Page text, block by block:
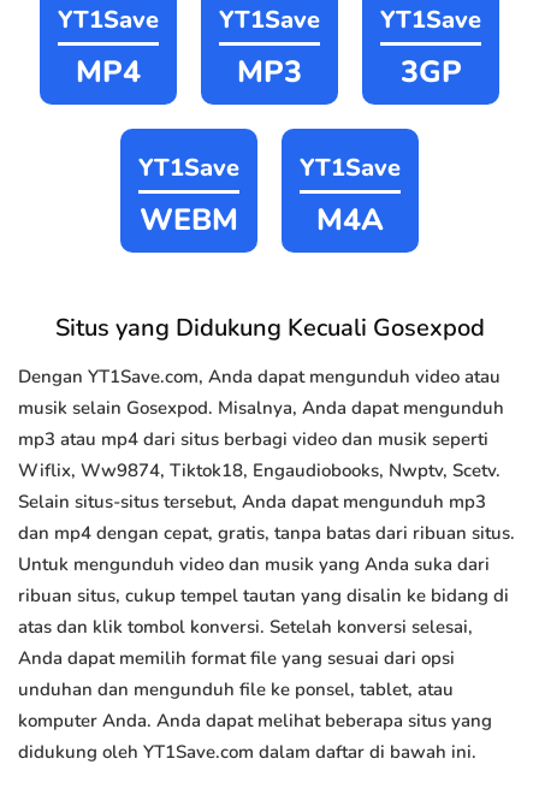
YT1Save
MP4
YT1Save
MP3
YT1Save
3GP
YT1Save
WEBM
YT1Save
M4A
Situs yang Didukung Kecuali Gosexpod
Dengan YT1Save.com, Anda dapat mengunduh video atau
musik selain Gosexpod. Misalnya, Anda dapat mengunduh
mp3 atau mp4 dari situs berbagi video dan musik seperti
Wiflix, Ww9874, Tiktok18, Engaudiobooks, Nwptv, Scetv.
Selain situs-situs tersebut, Anda dapat mengunduh mp3
dan mp4 dengan cepat, gratis, tanpa batas dari ribuan situs.
Untuk mengunduh video dan musik yang Anda suka dari
ribuan situs, cukup tempel tautan yang disalin ke bidang di
atas dan klik tombol konversi. Setelah konversi selesai,
Anda dapat memilih format file yang sesuai dari opsi
unduhan dan mengunduh file ke ponsel, tablet, atau
komputer Anda. Anda dapat melihat beberapa situs yang
didukung oleh YT1Save.com dalam daftar di bawah ini.